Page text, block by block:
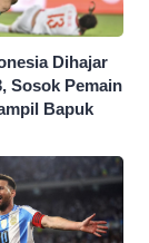
Dihajar
Sosok Pemain
Bapuk